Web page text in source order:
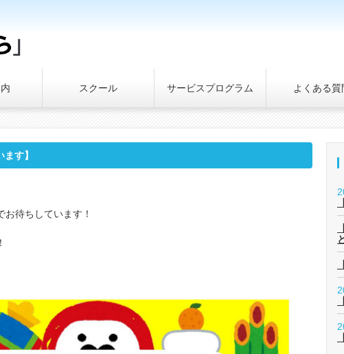
スクール サービスプログラム よくある質
ます】
待ちしています！
【